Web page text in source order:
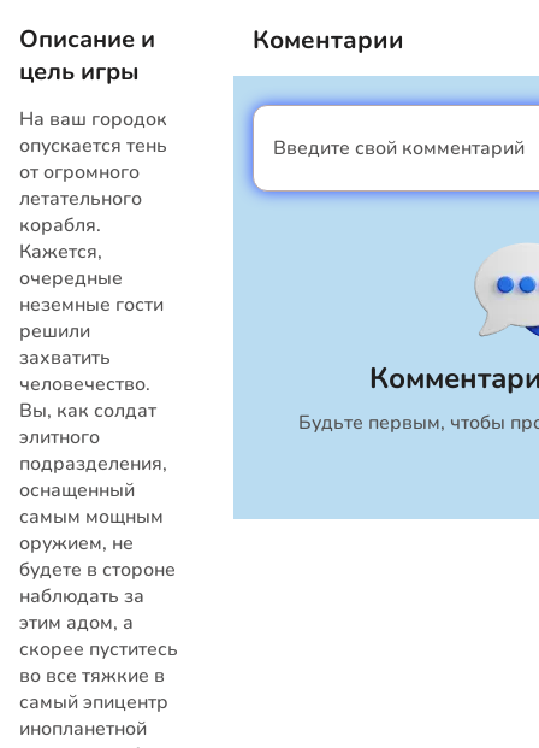
Описание и
цель игры
На ваш городок
опускается тень
от огромного
летательного
корабля.
Кажется,
очередные
неземные гости
решили
захватить
человечество.
Вы, как солдат
элитного
подразделения,
оснащенный
самым мощным
оружием, не
будете в стороне
наблюдать за
этим адом, а
скорее пуститесь
во все тяжкие в
самый эпицентр
инопланетной
Коментарии
Будьте первым, чтобы
Введите свой комментарий
Я мальчик
Закрыть